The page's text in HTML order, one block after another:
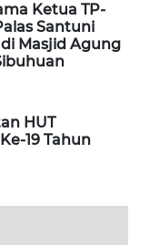
Ketua TP-
Santuni
Masjid Agung
HUT
19 Tahun